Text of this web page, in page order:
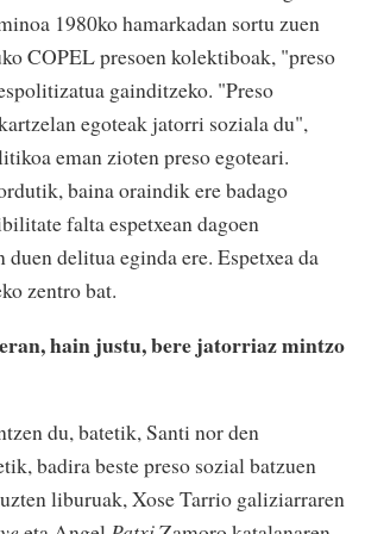
1980ko hamarkadan sortu zuen
COPEL presoen kolektiboak, "preso
gainditzeko. "Preso
egoteak jatorri soziala du",
eman zioten preso egoteari.
baina oraindik ere badago
falta espetxean dagoen
delitua eginda ere. Espetxea da
zentro bat.
hain justu, bere jatorriaz mintzo
du, batetik, Santi nor den
badira beste preso sozial batzuen
liburuak, Xose Tarrio galiziarraren